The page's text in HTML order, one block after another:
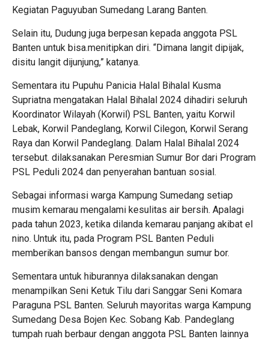
Kegiatan Paguyuban Sumedang Larang Banten.
Selain itu, Dudung juga berpesan kepada anggota PSL
Banten untuk bisa.menitipkan diri. “Dimana langit dipijak,
disitu langit dijunjung,” katanya.
Sementara itu Pupuhu Panicia Halal Bihalal Kusma
Supriatna mengatakan Halal Bihalal 2024 dihadiri seluruh
Koordinator Wilayah (Korwil) PSL Banten, yaitu Korwil
Lebak, Korwil Pandeglang, Korwil Cilegon, Korwil Serang
Raya dan Korwil Pandeglang. Dalam Halal Bihalal 2024
tersebut. dilaksanakan Peresmian Sumur Bor dari Program
PSL Peduli 2024 dan penyerahan bantuan sosial.
Sebagai informasi warga Kampung Sumedang setiap
musim kemarau mengalami kesulitas air bersih. Apalagi
pada tahun 2023, ketika dilanda kemarau panjang akibat el
nino. Untuk itu, pada Program PSL Banten Peduli
memberikan bansos dengan membangun sumur bor.
Sementara untuk hiburannya dilaksanakan dengan
menampilkan Seni Ketuk Tilu dari Sanggar Seni Komara
Paraguna PSL Banten. Seluruh mayoritas warga Kampung
Sumedang Desa Bojen Kec. Sobang Kab. Pandeglang
tumpah ruah berbaur dengan anggota PSL Banten lainnya